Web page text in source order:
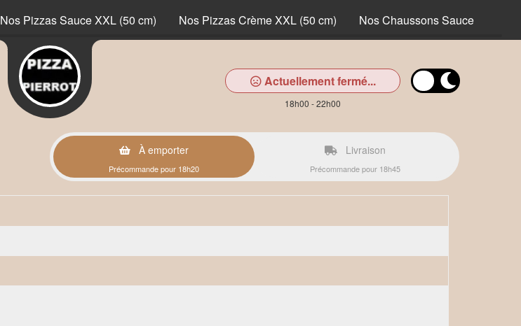
Nos Pizzas Sauce XXL (50 cm) Nos Pizzas Crème XXL (50 cm) Nos Chaussons Sauce
Actuellement fermé...
18h00 - 22h00
À emporter
Précommande pour 18h20
Livraison
Précommande pour 18h45